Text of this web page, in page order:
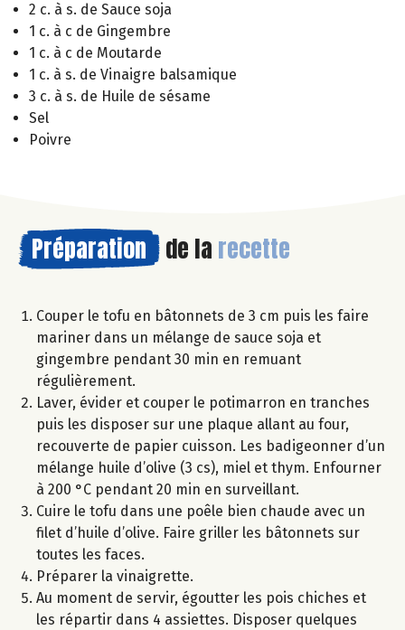
2 c. à s. de Sauce soja
1 c. à c de Gingembre
1 c. à c de Moutarde
1 c. à s. de Vinaigre balsamique
3 c. à s. de Huile de sésame
Sel
Poivre
Préparation de la recette
Couper le tofu en bâtonnets de 3 cm puis les faire
mariner dans un mélange de sauce soja et
gingembre pendant 30 min en remuant
régulièrement.
Laver, évider et couper le potimarron en tranches
puis les disposer sur une plaque allant au four,
recouverte de papier cuisson. Les badigeonner d’un
mélange huile d’olive (3 cs), miel et thym. Enfourner
à 200 °C pendant 20 min en surveillant.
Cuire le tofu dans une poêle bien chaude avec un
filet d’huile d’olive. Faire griller les bâtonnets sur
toutes les faces.
Préparer la vinaigrette.
Au moment de servir, égoutter les pois chiches et
les répartir dans 4 assiettes. Disposer quelques